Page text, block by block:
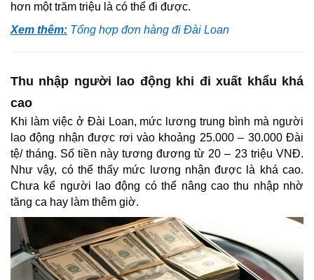
hơn một trăm triệu là có thể đi được.
Xem thêm: Tổng hợp đơn hàng đi Đài Loan
Thu nhập người lao động khi đi xuất khẩu khá
cao
Khi làm việc ở Đài Loan, mức lương trung bình mà người
lao động nhận được rơi vào khoảng 25.000 – 30.000 Đài
tệ/ tháng. Số tiền này tương đương từ 20 – 23 triệu VNĐ.
Như vậy, có thể thấy mức lương nhận được là khá cao.
Chưa kể người lao động có thể nâng cao thu nhập nhờ
tăng ca hay làm thêm giờ.